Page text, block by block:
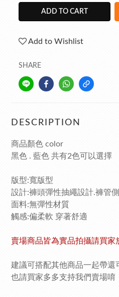
ADD TO CART
Add to Wishlist
SHARE
DESCRIPTION
商品顏色 color
黑色 . 藍色 共有2色可以選擇
版型:寬版型
設計:褲頭彈性抽繩設計.褲管
面料:無彈性材質
觸感:偏柔軟 穿著舒適
賣場商品皆為實品拍攝請買家
建議可搭配其他商品一起帶還
也請買家多多支持我們賣場唷